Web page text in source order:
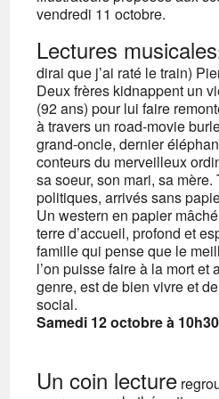
vendredi 11 octobre.
Lectures musicales
dirai que j’ai raté le train)
Deux frères kidnappent un
(92 ans) pour lui faire
à travers un road-movie
grand-oncle, dernier
conteurs du merveilleux
sa soeur, son mari, sa mère.
politiques, arrivés sans
Un western en papier
terre d’accueil, profond et
famille qui pense que le
l’on puisse faire à la mort et
genre, est de bien vivre et
social.
Samedi 12 octobre à 10h30
Un coin lecture